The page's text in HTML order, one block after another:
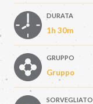
DURATA
1h 30m
GRUPPO
Gruppo
SORVEGLIATO